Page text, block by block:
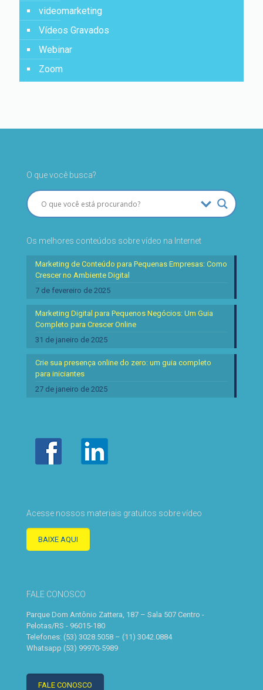
videomarketing
Vídeos Gravados
Webinar
Zoom
O que você busca?
Os melhores conteúdos sobre vídeo na Internet
Marketing de Conteúdo para Pequenas Empresas: Como
Crescer no Ambiente Digital
7 de fevereiro de 2025
Marketing Digital para Pequenos Negócios: Um Guia
Completo para Crescer Online
31 de janeiro de 2025
Crie sua presença online do zero: um guia completo
para iniciantes
27 de janeiro de 2025
Acesse nossos materiais gratuitos sobre vídeo
BAIXE AQUI
FALE CONOSCO
Parque Dom Antônio Zattera, 187 – Sala 507 Centro -
Pelotas/RS - 96015-180
Telefones: (53) 3028.5058 – (11) 3042.0884
Whatsapp (53) 99970-5989
FALE CONOSCO